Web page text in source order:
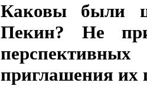
Каковы были
Пекин? Не
приглашения их